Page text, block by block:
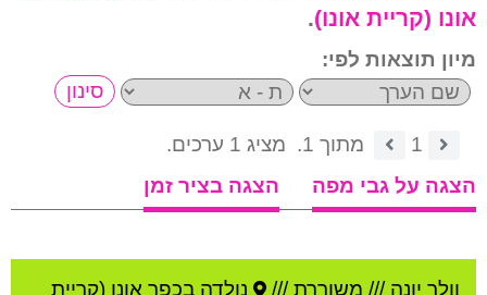
אונו (קריית אונו).
מיון תוצאות לפי:
1 מתוך 1.
מציג 1 ערכים.
הצגה על גבי מפה
הצגה בציר זמן
וולך יונה /// משוררת /// נולדה בכפר אונו (קריית